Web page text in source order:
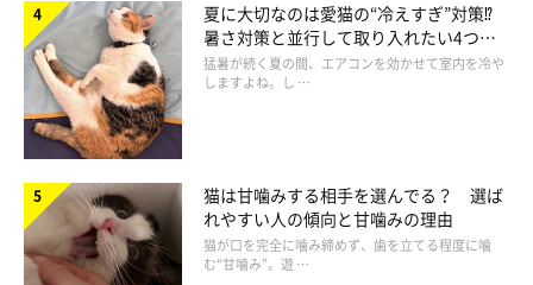
ねこのきもち投稿写真ギャラリー
骨太で力強い四肢や、コロコロとした体型が印象的なブリティッ
シュショートヘア。その起源は古く、北ヨーロッパで約2000年
夏に大切なのは愛猫の“冷えすぎ”対策⁉
暑さ対策と並行して取り入れたい4つの
工夫
猛暑が続く夏の間、エアコンを効かせて室内を冷や
しますよね。し …
猫は甘噛みする相手を選んでる？ 選ば
れやすい人の傾向と甘噛みの理由
猫が口を完全に噛み締めず、歯を立てる程度に噛
む“甘噛み”。遊 …